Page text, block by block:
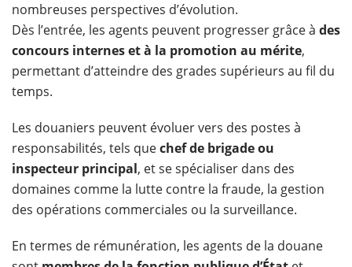
nombreuses perspectives d’évolution.
Dès l’entrée, les agents peuvent progresser grâce à des
concours internes et à la promotion au mérite,
permettant d’atteindre des grades supérieurs au fil du
temps.
Les douaniers peuvent évoluer vers des postes à
responsabilités, tels quechef de brigade ou
inspecteur principal, et se spécialiser dans des
domaines comme la lutte contre la fraude, la gestion
des opérations commerciales ou la surveillance.
En termes de rémunération, les agents de la douane